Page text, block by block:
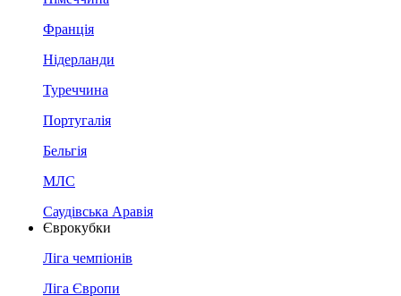
Франція
Нідерланди
Туреччина
Португалія
Бельгія
МЛС
Саудівська Аравія
Єврокубки
Ліга чемпіонів
Ліга Європи